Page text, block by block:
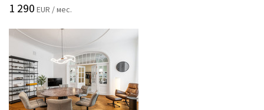
1 290 EUR / мес.